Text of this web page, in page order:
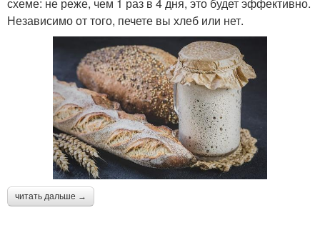
схеме: не реже, чем 1 раз в 4 дня, это будет эффективно.
Независимо от того, печете вы хлеб или нет.
читать дальше →